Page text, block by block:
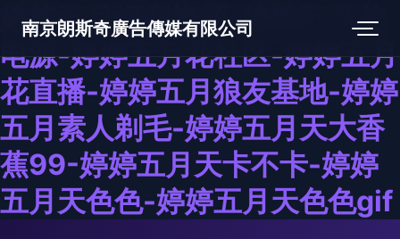
婷婷五月福利资源-婷婷五月花
电源-婷婷五月花社区-婷婷五月
花直播-婷婷五月狼友基地-婷婷
五月素人剃毛-婷婷五月天大香
蕉99-婷婷五月天卡不卡-婷婷
五月天色色-婷婷五月天色色gif
南京朗斯奇廣告傳媒有限公司